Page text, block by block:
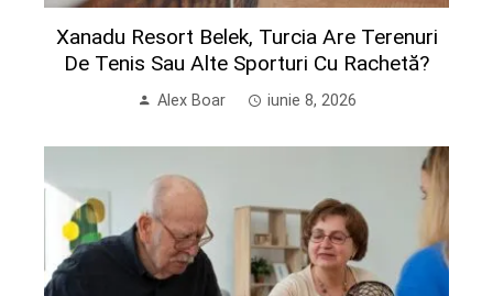
Xanadu Resort Belek, Turcia Are Terenuri
De Tenis Sau Alte Sporturi Cu Rachetă?
Alex Boar iunie 8, 2026